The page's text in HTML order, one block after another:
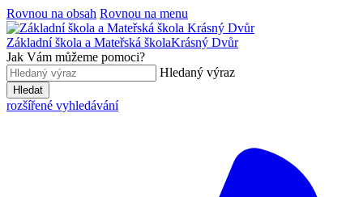
Rovnou na obsah Rovnou na menu
Základní škola a Mateřská školaKrásný Dvůr
Jak Vám můžeme pomoci?
Hledaný výraz
Hledat
rozšířené vyhledávání